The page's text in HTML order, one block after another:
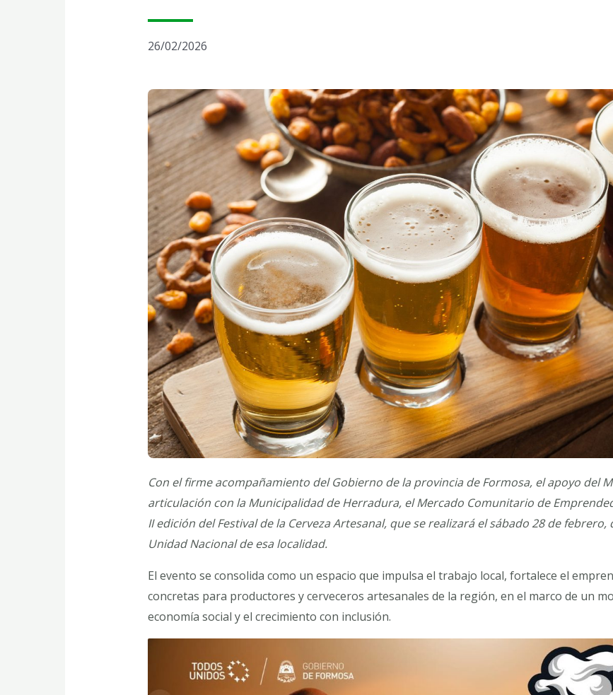
26/02/2026
Con el firme acompañamiento del Gobierno de la provincia de Formosa, el apoyo del
articulación con la Municipalidad de Herradura, el Mercado Comunitario de
II edición del Festival de la Cerveza Artesanal, que se realizará el sábado 28 de febrero,
Unidad Nacional de esa localidad.
El evento se consolida como un espacio que impulsa el trabajo local, fortalece el
concretas para productores y cerveceros artesanales de la región, en el marco de un
economía social y el crecimiento con inclusión.